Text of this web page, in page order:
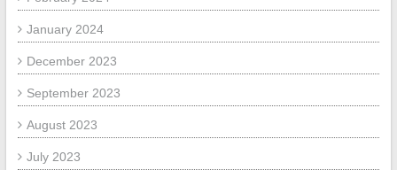
January 2024
December 2023
September 2023
August 2023
July 2023